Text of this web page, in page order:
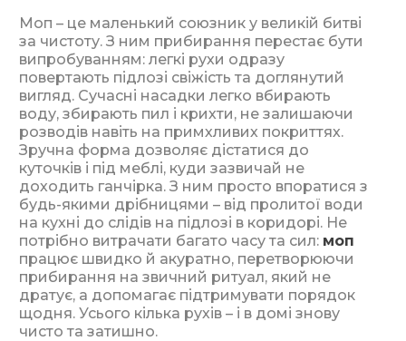
Моп – це маленький союзник у великій битві
за чистоту. З ним прибирання перестає бути
випробуванням: легкі рухи одразу
повертають підлозі свіжість та доглянутий
вигляд. Сучасні насадки легко вбирають
воду, збирають пил і крихти, не залишаючи
розводів навіть на примхливих покриттях.
Зручна форма дозволяє дістатися до
куточків і під меблі, куди зазвичай не
доходить ганчірка. З ним просто впоратися з
будь-якими дрібницями – від пролитої води
на кухні до слідів на підлозі в коридорі. Не
потрібно витрачати багато часу та сил: моп
працює швидко й акуратно, перетворюючи
прибирання на звичний ритуал, який не
дратує, а допомагає підтримувати порядок
щодня. Усього кілька рухів – і в домі знову
чисто та затишно.